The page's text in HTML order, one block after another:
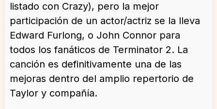
listado con Crazy), pero la mejor
participación de un actor/actriz se la lleva
Edward Furlong, o John Connor para
todos los fanáticos de Terminator 2. La
canción es definitivamente una de las
mejoras dentro del amplio repertorio de
Taylor y compañía.